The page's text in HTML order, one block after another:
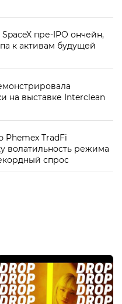
пре-IPO ончейн,
к активам будущей
на выставке Interclean
Phemex TradFi
волатильность режима
спрос